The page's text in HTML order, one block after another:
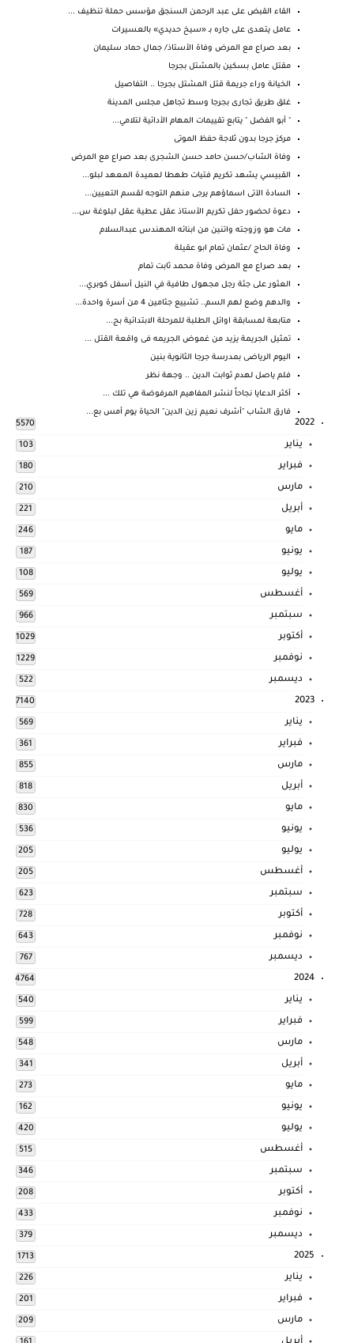
القاء القبض على عبد الرحمن السنجق مؤسس حملة تنظيف ...
عامل يتعدى على جاره بـ «سيخ حديدي» بالعسيرات
بعد صراع مع المرض وفاة الأستاذ/ جمال حماد سليمان
مقتل عامل بسكين بالمشتل بجرجا
الخيانة وراء جريمة قتل المشتل بجرجا .. التفاصيل
غلق طريق تجارى بجرجا وسط تجاهل مجلس المدينة
" أبو الفضل " يتابع تقييمات المهام الأدائية لتلامي...
مركز جرجا بدون ثلاجة حفظ الموتى
وفاة الشاب/حسن حامد حسن الشجرى بعد صراع مع المرض
القبيسي يشهد تكريم فتيات طهطا لعميدة المعهد لبلو...
السادة الآتى اسماؤهم يرجى منهم التوجه لقسم التعيين...
دعوة لحضور حفل تكريم الأستاذ عقل عطية عقل لبلوغة س...
مات هو وزوجته واتنين من ابنائه المهندس عبدالسلام
وفاة الحاج /عثمان تمام ابو عقيلة
بعد صراع مع المرض وفاة محمد ثابت تمام
العثور على جثة رجل مجهول طافية في النيل أسفل كوبري...
والدهم وضع لهم السم.. تشييع جثامين 4 من أسرة واحدة...
متابعة لمسابقة اوائل الطلبة للمرحلة الابتدائية بج...
تمثيل الجريمة يزيد من غموض الجريمه فى واقعة القتل ...
اليوم الرياضى بمدرسة جرجا الثانوية بنين
فلم ياصل لهدم ثوابت الدين .. وجهة نظر
أكثر الدعايا نجاحاً لنشر المفاهيم المرفوضة هي تلك ...
فارق الشاب "أشرف نعيم زين الدين" الحياة يوم أمس بع...
2022
5570
يناير 103
فبراير 180
مارس 210
أبريل 221
مايو 246
يونيو 187
يوليو 108
أغسطس 569
سبتمبر 966
أكتوبر 1029
نوفمبر 1229
ديسمبر 522
2023
7140
يناير 569
فبراير 361
مارس 855
أبريل 818
مايو 830
يونيو 536
يوليو 205
أغسطس 205
سبتمبر 623
أكتوبر 728
نوفمبر 643
ديسمبر 767
2024
4764
يناير 540
فبراير 599
مارس 548
أبريل 341
مايو 273
يونيو 162
يوليو 420
أغسطس 515
سبتمبر 346
أكتوبر 208
نوفمبر 433
ديسمبر 379
2025
1713
يناير 226
فبراير 201
مارس 209